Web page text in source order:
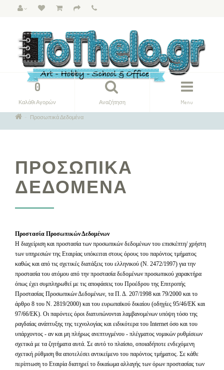
Menu
Αναζήτηση
0
Καλάθι Αγορών
Προσωπικά Δεδομένα
ΠΡΟΣΩΠΙΚΆ
ΔΕΔΟΜΈΝΑ
Προστασία Προσωπικών Δεδομένων
Η διαχείριση και προστασία των προσωπικών δεδομένων του επισκέπτη/ χρήστη
των υπηρεσιών της Εταιρίας υπόκειται στους όρους του παρόντος τμήματος
καθώς και από τις σχετικές διατάξεις του ελληνικού (Ν. 2472/1997) για την
προστασία του ατόμου από την προστασία δεδομένων προσωπικού χαρακτήρα
όπως έχει συμπληρωθεί με τις αποφάσεις του Προέδρου της Επιτροπής
Προστασίας Προσωπικών Δεδομένων, τα Π. Δ. 207/1998 και 79/2000 και το
άρθρο 8 του Ν. 2819/2000) και του ευρωπαϊκού δικαίου (οδηγίες 95/46/ΕΚ και
97/66/ΕΚ). Οι παρόντες όροι διατυπώνονται λαμβανομένων υπόψη τόσο της
ραγδαίας ανάπτυξης της τεχνολογίας και ειδικότερα του Internetόσο και του
υπάρχοντος - αν και μη πλήρως ανεπτυγμένου - πλέγματος νομικών ρυθμίσεων
σχετικά με τα ζητήματα αυτά. Σε αυτό το πλαίσιο, οποιαδήποτε ενδεχόμενη
σχετική ρύθμιση θα αποτελέσει αντικείμενο του παρόντος τμήματος. Σε κάθε
περίπτωση το Εταιρία διατηρεί το δικαίωμα αλλαγής των όρων προστασίας των